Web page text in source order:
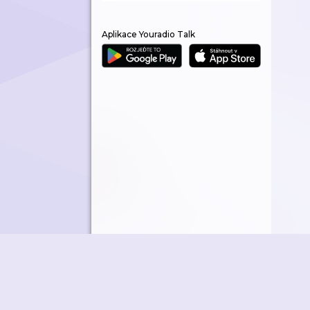
Aplikace Youradio Talk